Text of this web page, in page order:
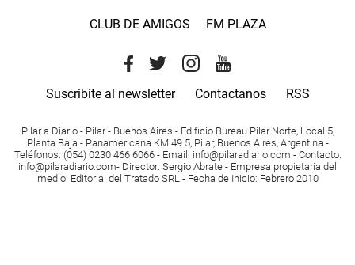
CLUB DE AMIGOS FM PLAZA
Suscribite al newsletter Contactanos RSS
Pilar a Diario - Pilar - Buenos Aires - Edificio Bureau Pilar Norte, Local 5,
Planta Baja - Panamericana KM 49.5, Pilar, Buenos Aires, Argentina -
Teléfonos: (054) 0230 466 6066 - Email : info@pilaradiario.com - Contacto:
info@pilaradiario.com- Director: Sergio Abrate - Empresa propietaria del
medio: Editorial del Tratado SRL - Fecha de Inicio: Febrero 2010